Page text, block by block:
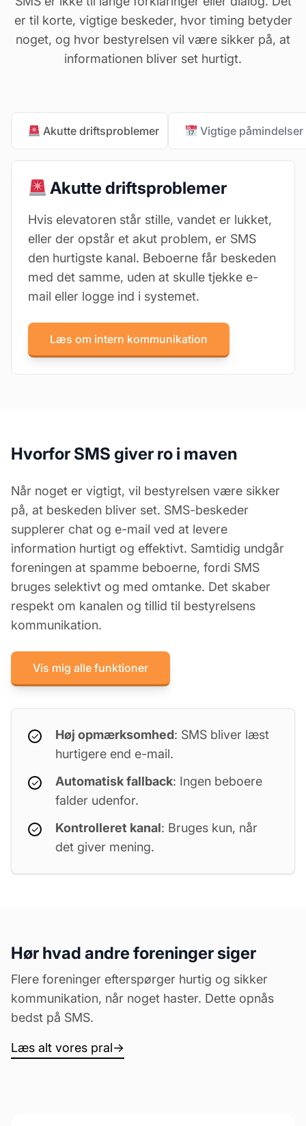
er til korte, vigtige beskeder, hvor timing betyder
noget, og hvor bestyrelsen vil være sikker på, at
informationen bliver set hurtigt.
Akutte driftsproblemer Vigtige påmindelser
Akutte driftsproblemer
Hvis elevatoren står stille, vandet er lukket,
eller der opstår et akut problem, er SMS
den hurtigste kanal. Beboerne får beskeden
med det samme, uden at skulle tjekke e-
mail eller logge ind i systemet.
Læs om intern kommunikation
Hvorfor SMS giver ro i maven
Når noget er vigtigt, vil bestyrelsen være sikker
på, at beskeden bliver set. SMS-beskeder
supplerer chat og e-mail ved at levere
information hurtigt og effektivt. Samtidig undgår
foreningen at spamme beboerne, fordi SMS
bruges selektivt og med omtanke. Det skaber
respekt om kanalen og tillid til bestyrelsens
kommunikation.
Vis mig alle funktioner
Høj opmærksomhed: SMS bliver læst
hurtigere end e-mail.
Automatisk fallback: Ingen beboere
falder udenfor.
Kontrolleret kanal: Bruges kun, når
det giver mening.
Hør hvad andre foreninger siger
Flere foreninger efterspørger hurtig og sikker
kommunikation, når noget haster. Dette opnås
bedst på SMS.
Læs alt vores pral→